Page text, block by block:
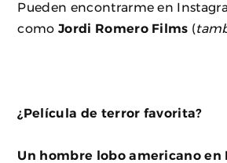
Pueden encontrarme en
comoJordi Romero Films (
¿Película de terror favorita?
Un hombre lobo americano en